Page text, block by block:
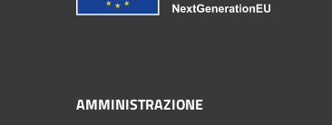
AMMINISTRAZIONE